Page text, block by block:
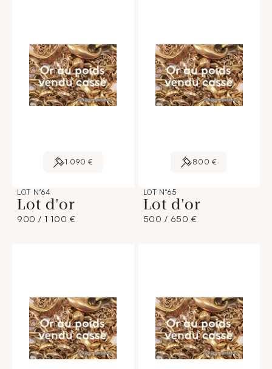
1 090 €
LOT N°64
Lot d'or
900 / 1 100 €
800 €
LOT N°65
Lot d'or
500 / 650 €